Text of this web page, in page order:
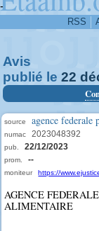
-
RSS
Avis
publié le 22
source agence federale
numac 2023048392
pub. 22/12/2023
prom. --
moniteur https://
AGENCE
ALIMENTAIRE